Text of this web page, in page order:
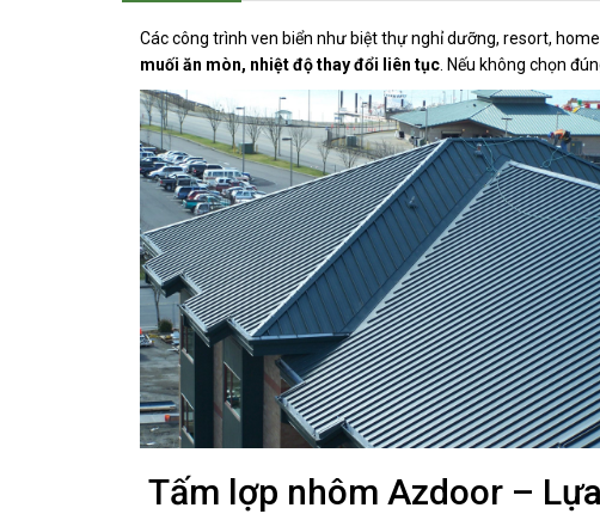
Các công trình ven biển như biệt thự nghỉ dưỡng, resort,
muối ăn mòn, nhiệt độ thay đổi liên tục . Nếu không chọn
Tấm lợp nhôm Azdoor –